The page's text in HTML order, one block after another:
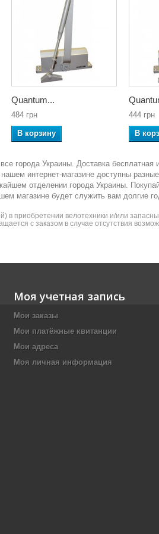
Quantum...
484 грн
В корзину
444 грн
В
города Украины. Доставка
интернет-магазине доступны
отделении города Украины.
магазине будет служить вам долгие
приобретении велотехники и/или
с заказом в случае отсутствия
Моя учетная запись
Мои заказы
Мои платёжные квитанции
Мои адреса
Моя личная информация